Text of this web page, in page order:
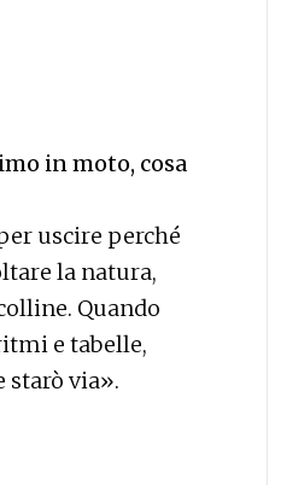
in moto, cosa
uscire perché
la natura,
Quando
e tabelle,
starò via».